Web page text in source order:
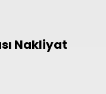
Nakliyat